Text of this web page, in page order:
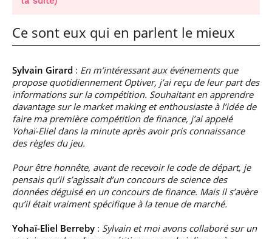
Ce sont eux qui en parlent le mieux
Sylvain Girard : En m’intéressant aux événements que
propose quotidiennement Optiver, j’ai reçu de leur part des
informations sur la compétition. Souhaitant en apprendre
davantage sur le market making et enthousiaste à l’idée de
faire ma première compétition de finance, j’ai appelé
Yohaï-Eliel dans la minute après avoir pris connaissance
des règles du jeu.
Pour être honnête, avant de recevoir le code de départ, je
pensais qu’il s’agissait d’un concours de science des
données déguisé en un concours de finance. Mais il s’avère
qu’il était vraiment spécifique à la tenue de marché.
Yohaï-Eliel Berreby : Sylvain et moi avons collaboré sur un